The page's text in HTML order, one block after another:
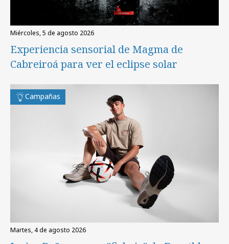
miércoles, 5 de agosto 2026
Experiencia sensorial de Magma de
Cabreiroá para ver el eclipse solar
Campañas
martes, 4 de agosto 2026